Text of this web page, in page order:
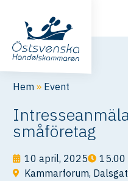
Hem » Event
småföretag
10 april, 2025
15.00
Kammarforum,